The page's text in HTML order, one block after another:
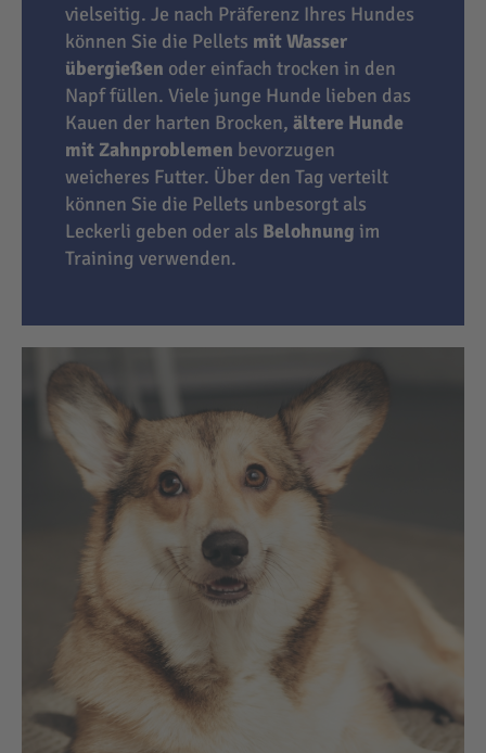
vielseitig. Je nach Präferenz Ihres Hundes
können Sie die Pellets mit Wasser
übergießen oder einfach trocken in den
Napf füllen. Viele junge Hunde lieben das
Kauen der harten Brocken, ältere Hunde
mit Zahnproblemen bevorzugen
weicheres Futter. Über den Tag verteilt
können Sie die Pellets unbesorgt als
Leckerli geben oder als Belohnung im
Training verwenden.